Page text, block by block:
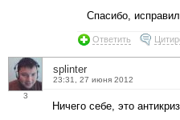
Спасибо, исправил.
Ответить
3
splinter
23:31, 27 июня 2012
Ничего себе, это